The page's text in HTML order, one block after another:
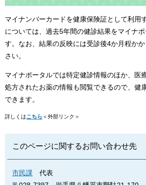
マイナンバーカードを健康保険証として利用
については、過去5年間の健診結果をマイナ
す。なお、結果の反映には受診後4か月程か
さい。
マイナポータルでは特定健診情報のほか、医
処方されたお薬の情報も閲覧できるので、健
できます。
詳しくはこちら ＜外部リンク＞
このページに関するお問い合わせ先
市民課
代表